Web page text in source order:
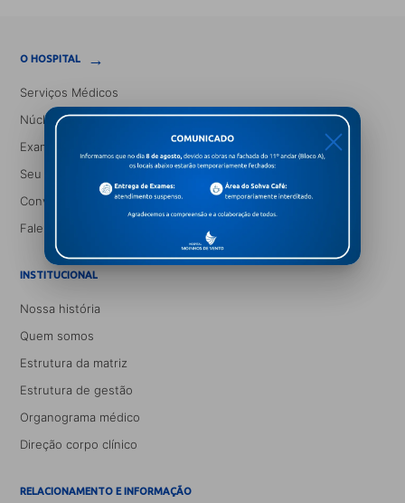
O HOSPITAL →
Serviços Médicos
Núcleos e Especialidades
Exames
Seu Médico
Convênios
Fale conosco
INSTITUCIONAL
Nossa história
Quem somos
Estrutura da matriz
Estrutura de gestão
Organograma médico
Direção corpo clínico
RELACIONAMENTO E INFORMAÇÃO
X